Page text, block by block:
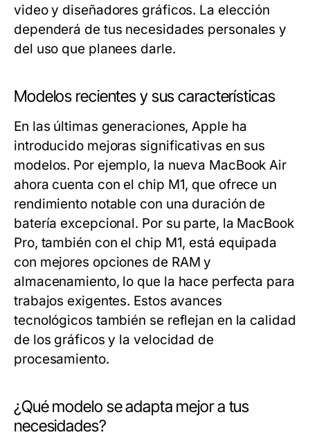
video y diseñadores gráficos. La elección
dependerá de tus necesidades personales y
del uso que planees darle.
Modelos recientes y sus características
En las últimas generaciones, Apple ha
introducido mejoras significativas en sus
modelos. Por ejemplo, la nueva MacBook Air
ahora cuenta con el chip M1, que ofrece un
rendimiento notable con una duración de
batería excepcional. Por su parte, la MacBook
Pro, también con el chip M1, está equipada
con mejores opciones de RAM y
almacenamiento, lo que la hace perfecta para
trabajos exigentes. Estos avances
tecnológicos también se reflejan en la calidad
de los gráficos y la velocidad de
procesamiento.
¿Qué modelo se adapta mejor a tus
necesidades?